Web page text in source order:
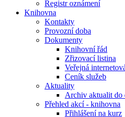
Registr oznámení
Knihovna
Kontakty
Provozní doba
Dokumenty
Knihovní řád
Zřizovací listina
Veřejná
Ceník služeb
Aktuality
Archiv aktualit do
Přehled akcí - knihovna
Přihlášení na kurz